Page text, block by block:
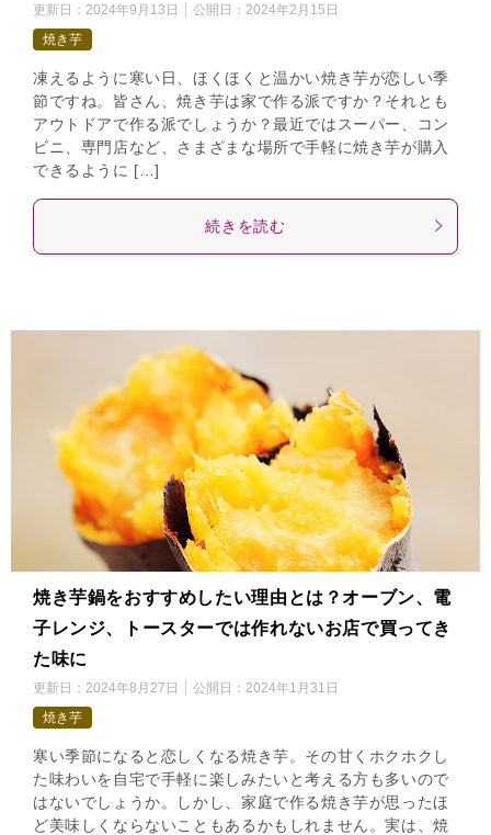
更新日： 2024年9月13日 公開日： 2024年2月15日
焼き芋
凍えるように寒い日、ほくほくと温かい焼き芋が恋しい季
節ですね。皆さん、焼き芋は家で作る派ですか？それとも
アウトドアで作る派でしょうか？最近ではスーパー、コン
ビニ、専門店など、さまざまな場所で手軽に焼き芋が購入
できるように […]
続きを読む
焼き芋鍋をおすすめしたい理由とは？オーブン、電
子レンジ、トースターでは作れないお店で買ってき
た味に
更新日： 2024年8月27日 公開日： 2024年1月31日
焼き芋
寒い季節になると恋しくなる焼き芋。その甘くホクホクし
た味わいを自宅で手軽に楽しみたいと考える方も多いので
はないでしょうか。しかし、家庭で作る焼き芋が思ったほ
ど美味しくならないこともあるかもしれません。実は、焼